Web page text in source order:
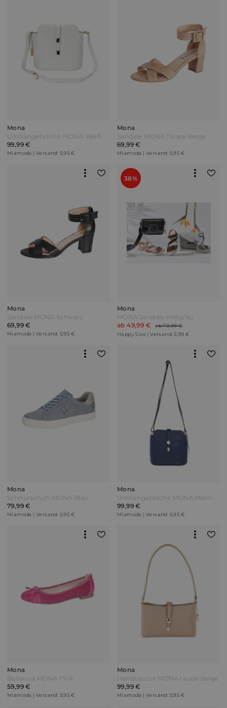
Mona
Umhängetasche MONA Weiß
99,99 €
Miamoda | Versand: 5,95 €
Mona
Sandale MONA Taupe Beige
69,99 €
Miamoda | Versand: 5,95 €
Mona
Sandale MONA Schwarz
69,99 €
Miamoda | Versand: 5,95 €
38%
Mona
MONA Sandale Hellgrau
ab 49,99 €
ab 79,99 €
Happy Size | Versand: 5,99 €
Mona
Schnürschuh MONA Blau
79,99 €
Miamoda | Versand: 5,95 €
Mona
Umhängetasche MONA Marineblau
99,99 €
Miamoda | Versand: 5,95 €
Mona
Ballerina MONA Pink
59,99 €
Miamoda | Versand: 5,95 €
Mona
Handtasche MONA taupe Beige
99,99 €
Miamoda | Versand: 5,95 €